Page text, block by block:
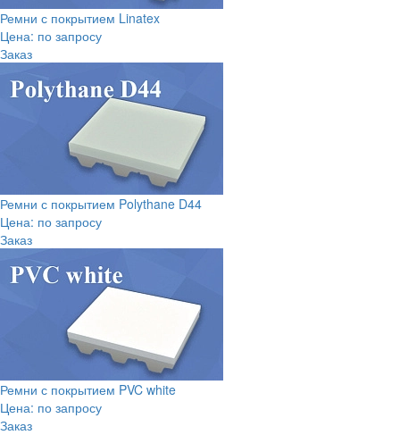
Ремни с покрытием Linatex
Цена: по запросу
Заказ
Ремни с покрытием Polythane D44
Цена: по запросу
Заказ
Ремни с покрытием PVC white
Цена: по запросу
Заказ